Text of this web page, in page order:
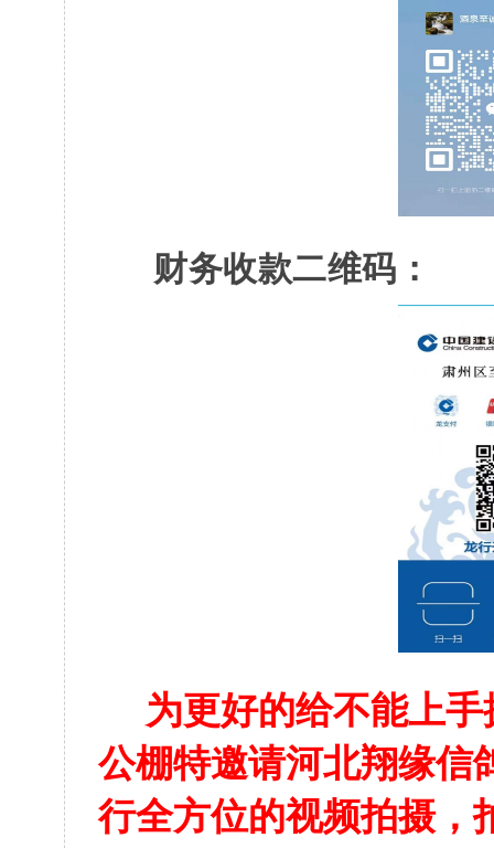
财务收款二维码：
为更好的给不能上
公棚特邀请河北翔缘信
行全方位的视频拍摄，